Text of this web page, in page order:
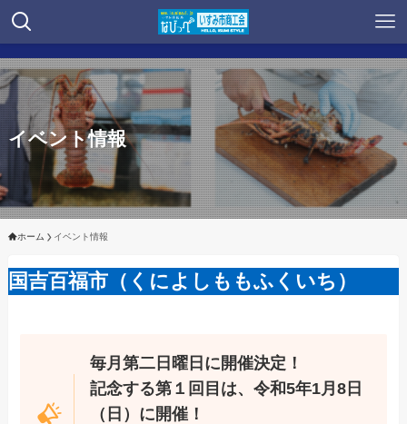
イベント情報
ホーム イベント情報
国吉百福市（くによしももふくいち）
毎月第二日曜日に開催決定！
記念する第１回目は、令和5年1月8日
（日）に開催！